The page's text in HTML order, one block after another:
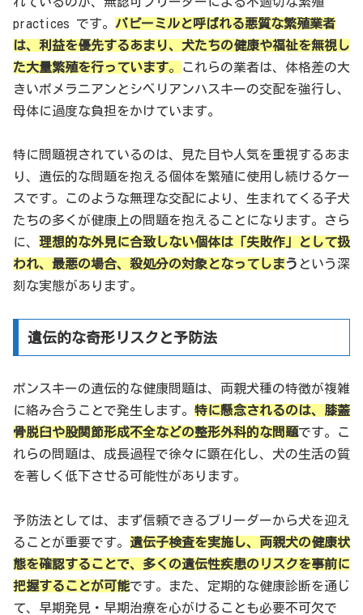
practices です。 パピーミルと呼ばれる悪質な繁殖業者
は、利益を優先するあまり、犬たちの健康や福祉を無視し
た大量繁殖を行っています。
これらの業者は、体格差の大
きいポメラニアンとシベリアンハスキーの交配を強行し、
母体に過度な負担をかけています。
特に問題視されているのは、見た目や人気を重視するあま
り、遺伝的な問題を抱える個体を繁殖に使用し続けるケー
スです。このような無理な交配により、生まれてくる子犬
たちの多くが健康上の問題を抱えることになります。さら
に、 理想的な外見に合致しない個体は「失敗作」として扱
われ、最悪の場合、殺処分の対象となってしまう という深
刻な実態があります。
遺伝的な奇形リスクと予防法
ポンスキーの遺伝的な健康問題は、両親犬種の特徴が複雑
に絡み合うことで発生します。 特に懸念されるのは、膝蓋
骨脱臼や股関節形成不全などの整形外科的な問題です。こ
れらの問題は、成長過程で徐々に顕在化し、犬の生活の質
を著しく低下させる可能性があります。
予防法としては、まず信頼できるブリーダーから犬を迎え
ることが重要です。 遺伝子検査を実施し、両親犬の健康状
態を確認することで、多くの遺伝性疾患のリスクを事前に
把握することが可能です。また、定期的な健康診断を通じ
て、早期発見・早期治療を心がけることも必要不可欠で